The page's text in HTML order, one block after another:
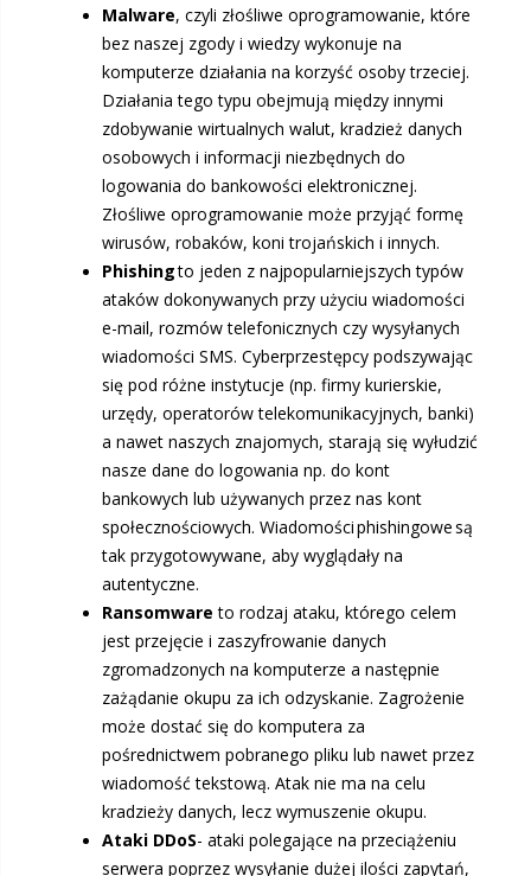
Malware, czyli złośliwe oprogramowanie, które
bez naszej zgody i wiedzy wykonuje na
komputerze działania na korzyść osoby trzeciej.
Działania tego typu obejmują między innymi
zdobywanie wirtualnych walut, kradzież danych
osobowych i informacji niezbędnych do
logowania do bankowości elektronicznej.
Złośliwe oprogramowanie może przyjąć formę
wirusów, robaków, koni trojańskich i innych.
Phishingto jeden z najpopularniejszych typów
ataków dokonywanych przy użyciu wiadomości
e-mail, rozmów telefonicznych czy wysyłanych
wiadomości SMS. Cyberprzestępcy podszywając
się pod różne instytucje (np. firmy kurierskie,
urzędy, operatorów telekomunikacyjnych, banki)
a nawet naszych znajomych, starają się wyłudzić
nasze dane do logowania np. do kont
bankowych lub używanych przez nas kont
społecznościowych. Wiadomości phishingowe są
tak przygotowywane, aby wyglądały na
autentyczne.
Ransomware to rodzaj ataku, którego celem
jest przejęcie i zaszyfrowanie danych
zgromadzonych na komputerze a następnie
zażądanie okupu za ich odzyskanie. Zagrożenie
może dostać się do komputera za
pośrednictwem pobranego pliku lub nawet przez
wiadomość tekstową. Atak nie ma na celu
kradzieży danych, lecz wymuszenie okupu.
Ataki DDoS- ataki polegające na przeciążeniu
serwera poprzez wysyłanie dużej ilości zapytań,